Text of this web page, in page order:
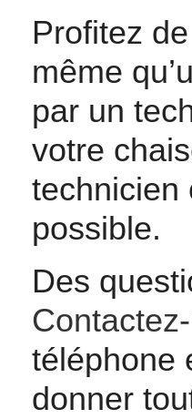
Profitez
même
par un
votre
technicien
possible.
Des
téléphone
donner